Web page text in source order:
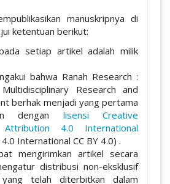
manuskripnya di
ketentuan berikut:
setiap artikel adalah milik
bahwa Ranah Research :
Research and
berhak menjadi yang pertama
dengan lisensi Creative
Attribution 4.0 International
International CC BY 4.0) .
mengirimkan artikel secara
distribusi non-eksklusif
yang telah diterbitkan dalam